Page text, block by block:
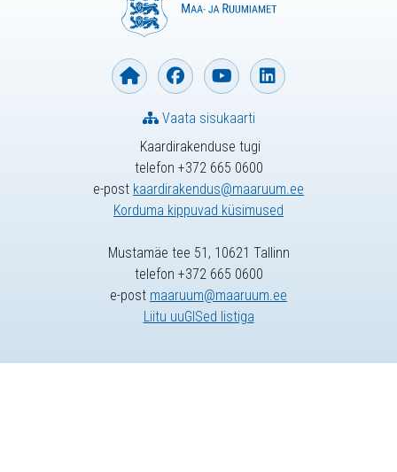
Kaardirakenduse tugi
telefon +372 665 0600
e-post kaardirakendus@maaruum.ee
Korduma kippuvad küsimused
Vaata sisukaarti
Mustamäe tee 51, 10621 Tallinn
telefon +372 665 0600
e-post maaruum@maaruum.ee
Liitu uuGISed listiga